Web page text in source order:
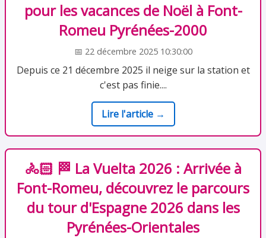
pour les vacances de Noël à Font-
Romeu Pyrénées-2000
📅 22 décembre 2025 10:30:00
Depuis ce 21 décembre 2025 il neige sur la station et
c'est pas finie....
Lire l'article →
🚴🏻 🏁 ️La Vuelta 2026 : Arrivée à
Font-Romeu, découvrez le parcours
du tour d'Espagne 2026 dans les
Pyrénées-Orientales